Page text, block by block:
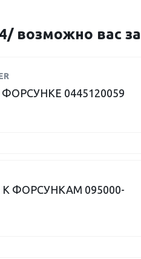
вас
0445120059
К ФОРСУНКАМ 095000-